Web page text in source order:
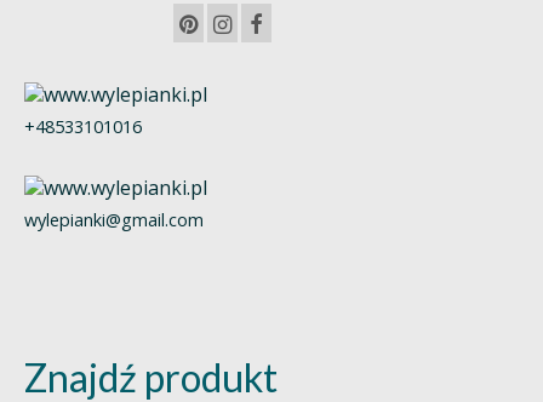
+48533101016
wylepianki@gmail.com
Znajdź produkt